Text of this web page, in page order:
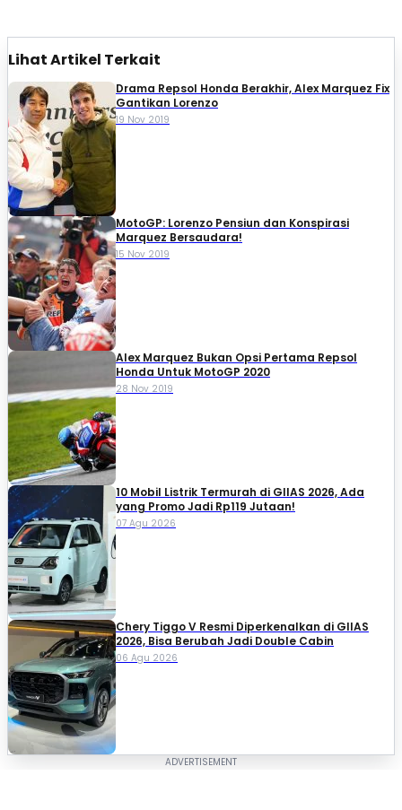
Lihat Artikel Terkait
Drama Repsol Honda Berakhir, Alex Marquez Fix
Gantikan Lorenzo
19 Nov 2019
MotoGP: Lorenzo Pensiun dan Konspirasi
Marquez Bersaudara!
15 Nov 2019
Alex Marquez Bukan Opsi Pertama Repsol
Honda Untuk MotoGP 2020
28 Nov 2019
10 Mobil Listrik Termurah di GIIAS 2026, Ada
yang Promo Jadi Rp119 Jutaan!
07 Agu 2026
Chery Tiggo V Resmi Diperkenalkan di GIIAS
2026, Bisa Berubah Jadi Double Cabin
06 Agu 2026